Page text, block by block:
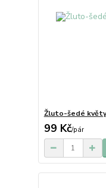
Žluto-šedé
99 Kč/pár